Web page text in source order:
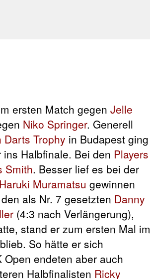
ersten Match gegen Jelle
Niko Springer. Generell
Darts Trophy in Budapest ging
Halbfinale. Bei den Players
Smith. Besser lief es bei der
Haruki Muramatsu gewinnen
als Nr. 7 gesetzten Danny
(4:3 nach Verlängerung),
stand er zum ersten Mal im
blieb. So hätte er sich
endeten aber auch
Halbfinalisten Ricky